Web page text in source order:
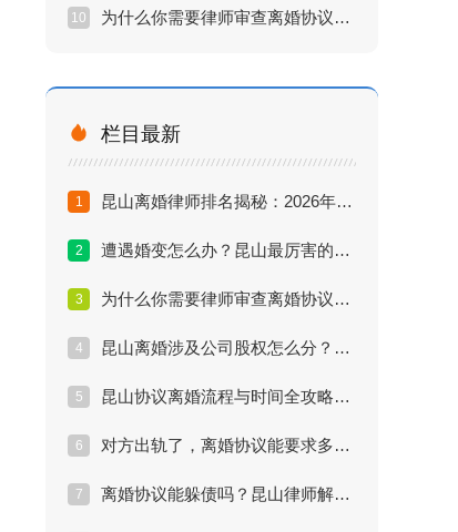
10 为什么你需要律师审查离婚协议？昆山律师告诉你真相
 栏目最新
1 昆山离婚律师排名揭秘：2026年谁是真正的实战派专家？
2 遭遇婚变怎么办？昆山最厉害的离婚律师教你三步止损与维权
3 为什么你需要律师审查离婚协议？昆山律师告诉你真相
4 昆山离婚涉及公司股权怎么分？专业律师的避险指南
5 昆山协议离婚流程与时间全攻略：最快多久能拿证？
6 对方出轨了，离婚协议能要求多少赔偿？昆山律师实战解答
7 离婚协议能躲债吗？昆山律师解读夫妻共同债务陷阱